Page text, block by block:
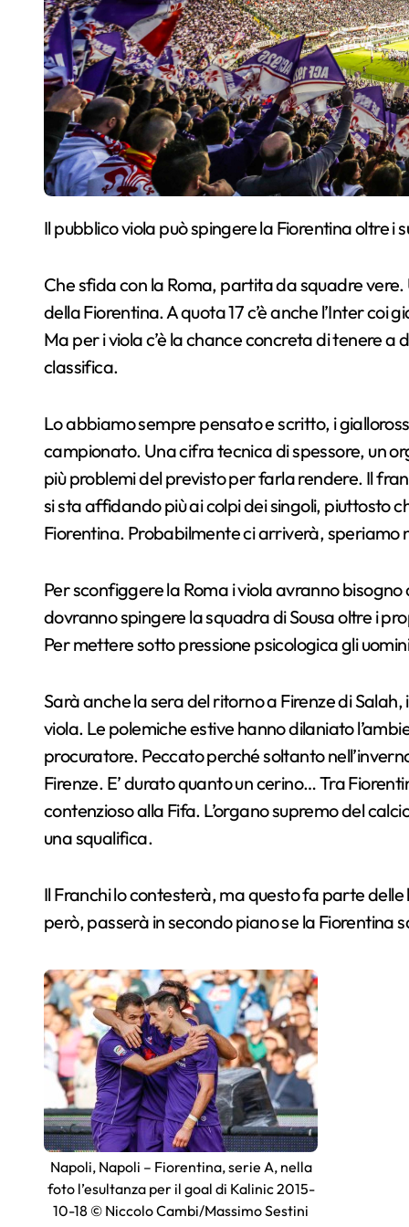
Il pubblico viola può spingere la Fiorentina oltre
Che sfida con la Roma, partita da squadre
della Fiorentina. A quota 17 c’è anche l’Inter
Ma per i viola c’è la chance concreta di tenere
classifica.
Lo abbiamo sempre pensato e scritto, i
campionato. Una cifra tecnica di spessore, un
più problemi del previsto per farla rendere. Il
si sta affidando più ai colpi dei singoli, piuttosto
Fiorentina. Probabilmente ci arriverà, speriamo
Per sconfiggere la Roma i viola avranno
dovranno spingere la squadra di Sousa oltre i
Per mettere sotto pressione psicologica gli
Sarà anche la sera del ritorno a Firenze di
viola. Le polemiche estive hanno dilaniato
procuratore. Peccato perché soltanto
Firenze. E’ durato quanto un cerino… Tra
contenzioso alla Fifa. L’organo supremo del
una squalifica.
Il Franchi lo contesterà, ma questo fa parte
però, passerà in secondo piano se la Fiorentina
Napoli, Napoli – Fiorentina, serie A, nella
foto l’esultanza per il goal di Kalinic 2015-
10-18 © Niccolo Cambi/Massimo Sestini